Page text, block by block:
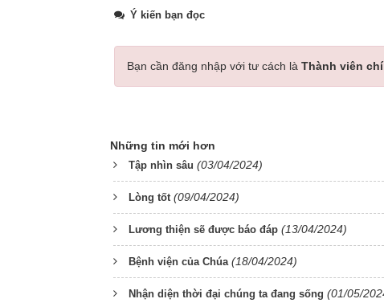
Ý kiến bạn đọc
Bạn cần đăng nhập với tư cách là Thành viên
Những tin mới hơn
Tập nhìn sâu (03/04/2024)
Lòng tốt (09/04/2024)
Lương thiện sẽ được báo đáp (13/04/2024)
Bệnh viện của Chúa (18/04/2024)
Nhận diện thời đại chúng ta đang sống (01/05/